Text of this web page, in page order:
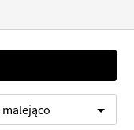
malejąco